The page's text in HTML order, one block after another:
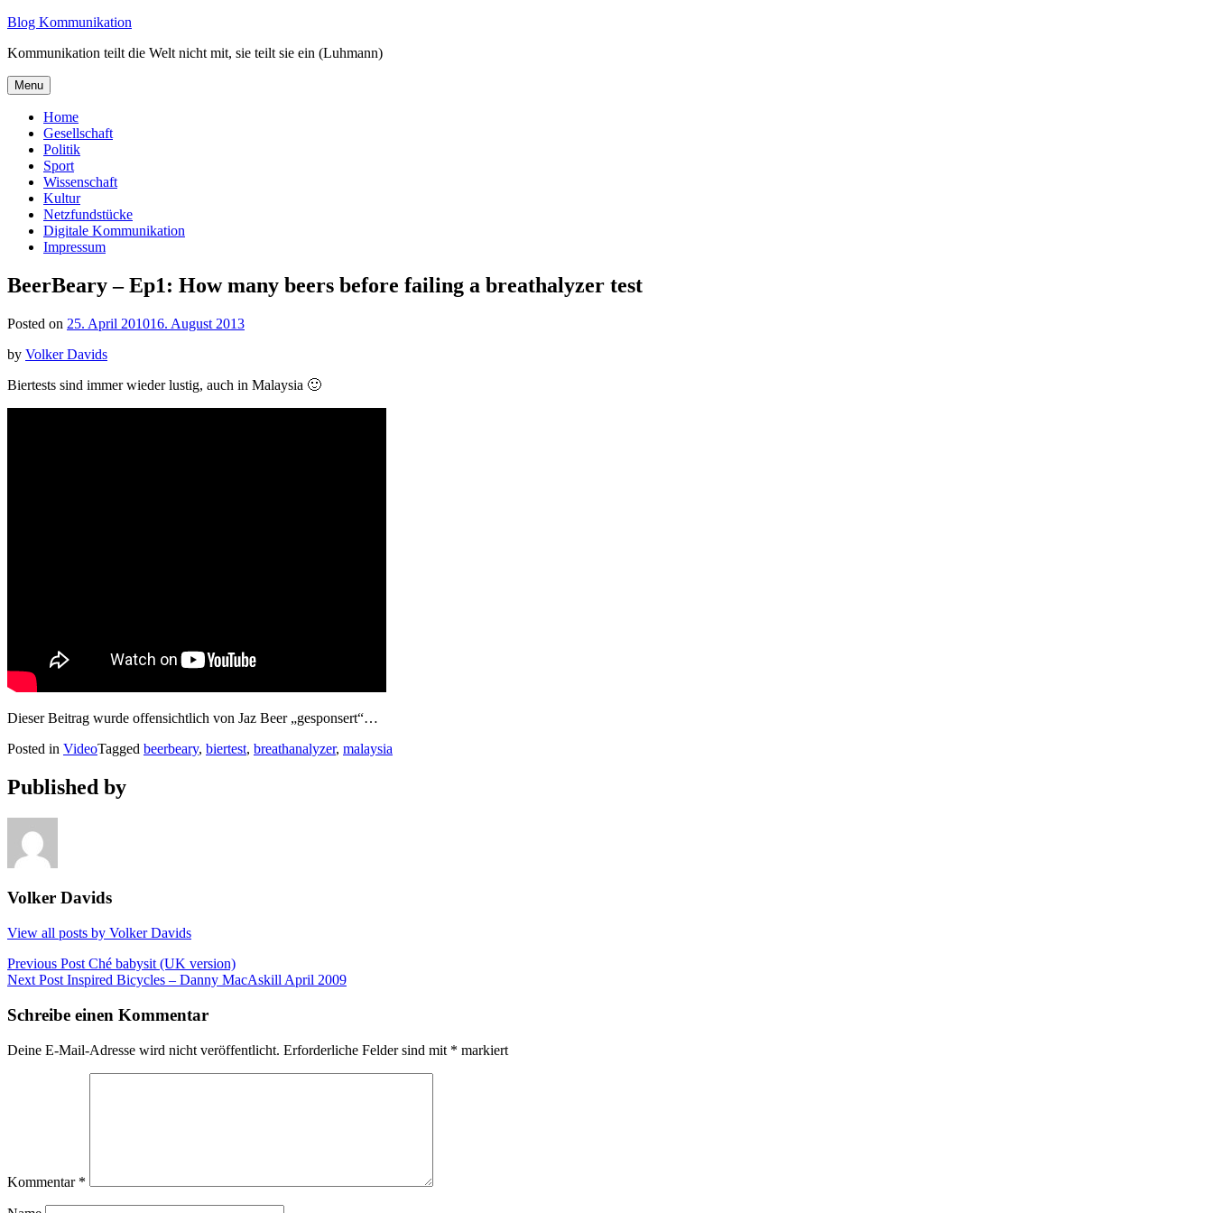
Skip
content
Blog Kommunikation
Kommunikation teilt die Welt nicht mit, sie teilt sie ein (Luhmann)
Menu
Home
Gesellschaft
Politik
Sport
Wissenschaft
Kultur
Netzfundstücke
Digitale Kommunikation
Impressum
BeerBeary – Ep1: How many beers before failing a breathalyzer test
Posted on 25. April 201016. August 2013
by Volker Davids
Biertests sind immer wieder lustig, auch in Malaysia 🙂
Dieser Beitrag wurde offensichtlich von Jaz Beer „gesponsert“…
Posted in VideoTagged beerbeary, biertest, breathanalyzer, malaysia
Published by
Volker Davids
View all posts by Volker Davids
Beitragsnavigation
Previous Post Ché babysit (UK version)
Next Post Inspired Bicycles – Danny MacAskill April 2009
Schreibe einen Kommentar
Deine E-Mail-Adresse wird nicht veröffentlicht. Erforderliche Felder sind mit * markiert
Kommentar *